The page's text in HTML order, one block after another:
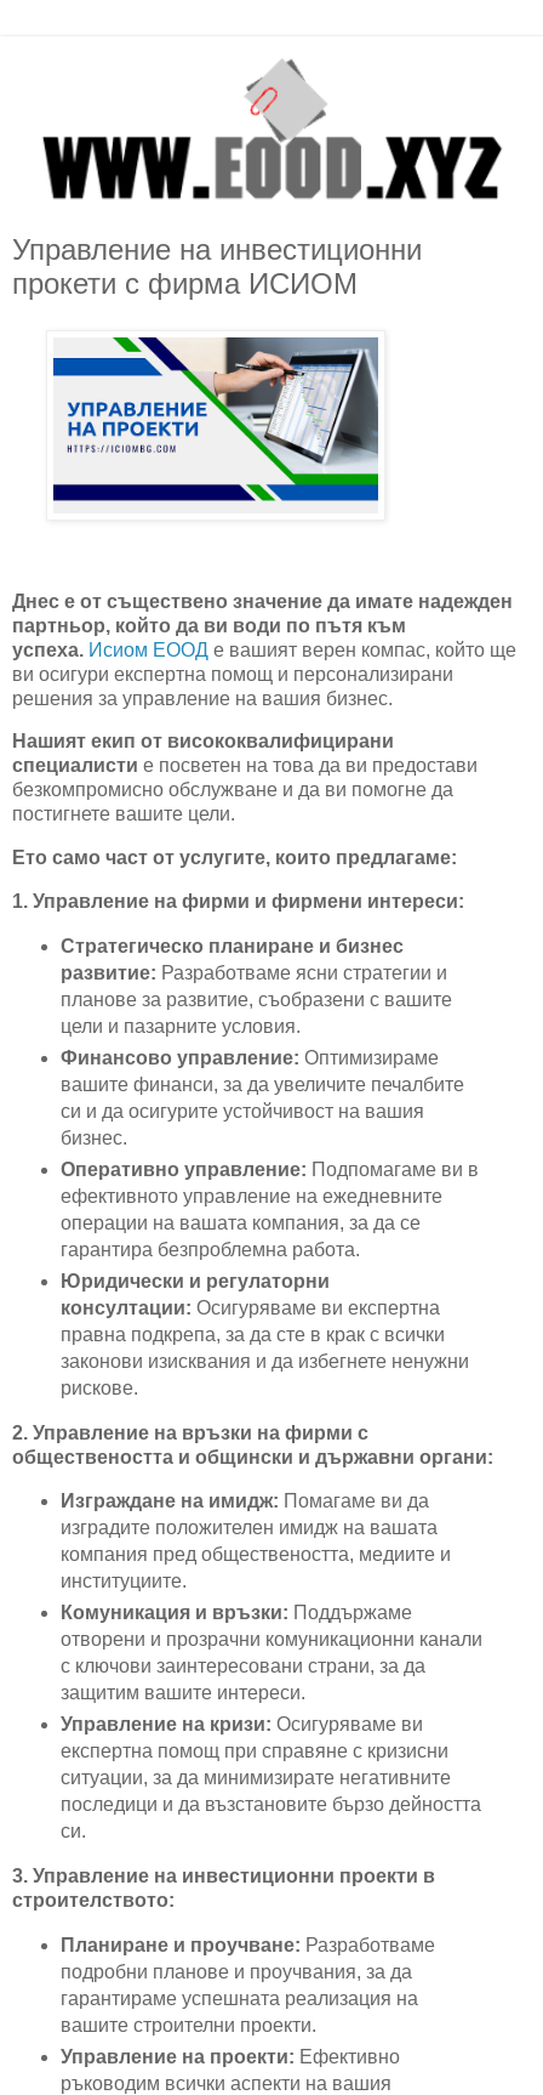
Управление на инвестиционни
прокети с фирма ИСИОМ
Днес е от съществено значение да имате надежден
партньор, който да ви води по пътя към
успеха. Исиом ЕООД е вашият верен компас, който ще
ви осигури експертна помощ и персонализирани
решения за управление на вашия бизнес.
Нашият екип от висококвалифицирани
специалисти е посветен на това да ви предостави
безкомпромисно обслужване и да ви помогне да
постигнете вашите цели.
Ето само част от услугите, които предлагаме:
1. Управление на фирми и фирмени интереси:
Стратегическо планиране и бизнес
развитие: Разработваме ясни стратегии и
планове за развитие, съобразени с вашите
цели и пазарните условия.
Финансово управление: Оптимизираме
вашите финанси, за да увеличите печалбите
си и да осигурите устойчивост на вашия
бизнес.
Оперативно управление: Подпомагаме ви в
ефективното управление на ежедневните
операции на вашата компания, за да се
гарантира безпроблемна работа.
Юридически и регулаторни
консултации: Осигуряваме ви експертна
правна подкрепа, за да сте в крак с всички
законови изисквания и да избегнете ненужни
рискове.
2. Управление на връзки на фирми с
обществеността и общински и държавни органи:
Изграждане на имидж: Помагаме ви да
изградите положителен имидж на вашата
компания пред обществеността, медиите и
институциите.
Комуникация и връзки: Поддържаме
отворени и прозрачни комуникационни канали
с ключови заинтересовани страни, за да
защитим вашите интереси.
Управление на кризи: Осигуряваме ви
експертна помощ при справяне с кризисни
ситуации, за да минимизирате негативните
последици и да възстановите бързо дейността
си.
3. Управление на инвестиционни проекти в
строителството:
Планиране и проучване: Разработваме
подробни планове и проучвания, за да
гарантираме успешната реализация на
вашите строителни проекти.
Управление на проекти: Ефективно
ръководим всички аспекти на вашия